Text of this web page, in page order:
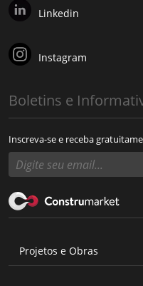
Linkedin
Instagram
Boletins e
Inscreva-se e receba
Projetos e Obras